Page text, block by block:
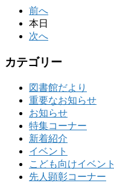
前へ
本日
次へ
カテゴリー
図書館だより
重要なお知らせ
お知らせ
特集コーナー
新着紹介
イベント
こども向けイベント
先人顕彰コーナー